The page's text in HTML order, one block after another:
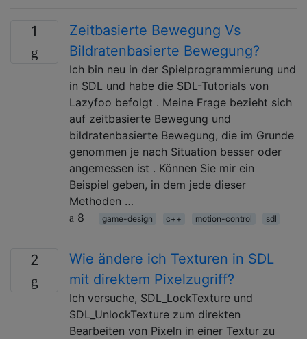
1
Zeitbasierte Bewegung Vs
Bildratenbasierte Bewegung?
Ich bin neu in der Spielprogrammierung und
in SDL und habe die SDL-Tutorials von
Lazyfoo befolgt . Meine Frage bezieht sich
auf zeitbasierte Bewegung und
bildratenbasierte Bewegung, die im Grunde
genommen je nach Situation besser oder
angemessen ist . Können Sie mir ein
Beispiel geben, in dem jede dieser
Methoden …
8
game-design c++ motion-control sdl
2
Wie ändere ich Texturen in SDL
mit direktem Pixelzugriff?
Ich versuche, SDL_LockTexture und
SDL_UnlockTexture zum direkten
Bearbeiten von Pixeln in einer Textur zu